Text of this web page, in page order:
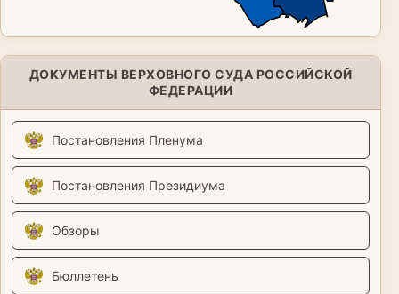
ДОКУМЕНТЫ ВЕРХОВНОГО СУДА РОССИЙСКОЙ
ФЕДЕРАЦИИ
Постановления Пленума
Постановления Президиума
Обзоры
Бюллетень